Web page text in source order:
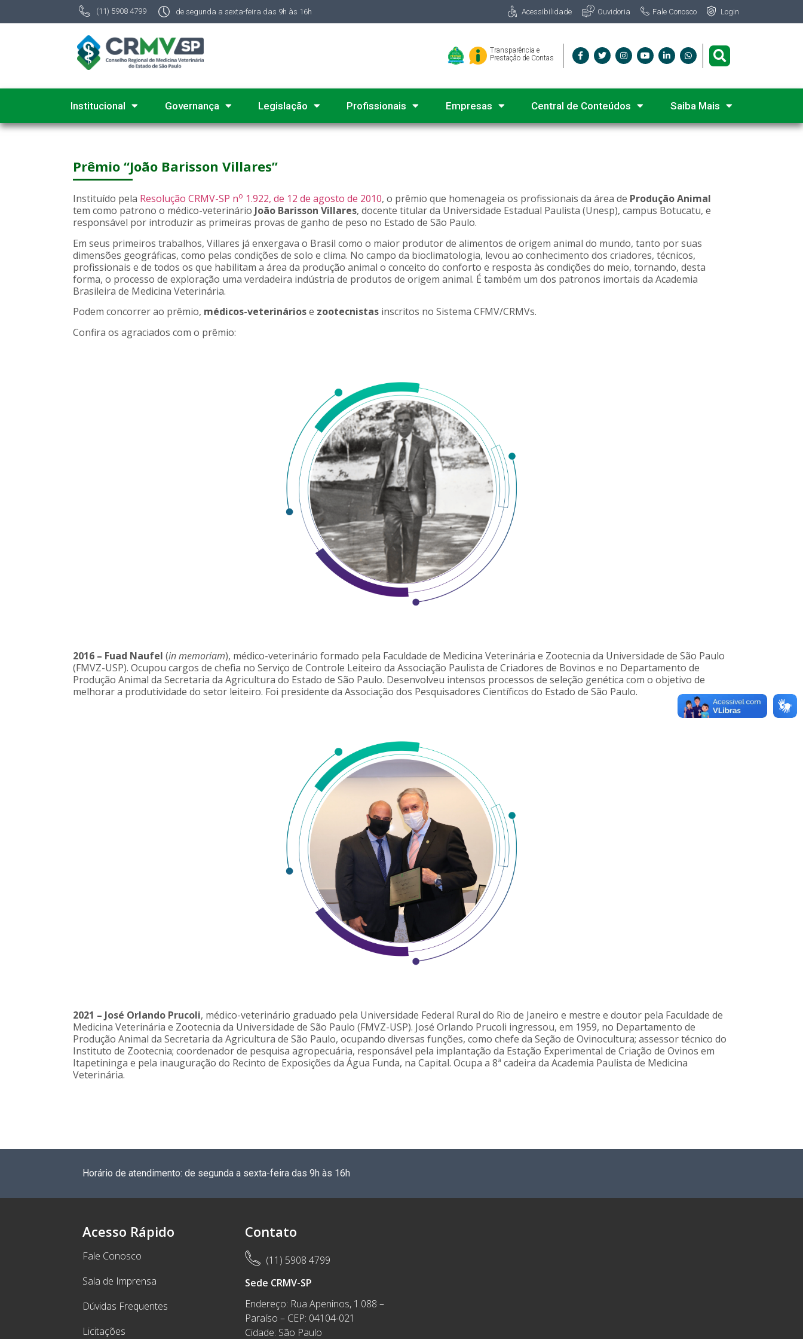
(11) 5908 4799 de segunda a sexta-feira das 9h às 16h Acessibilidade Ouvidoria Fale Conosco Login
Transparência e
Prestação de Contas
Institucional Governança Legislação Profissionais Empresas Central de Conteúdos Saiba Mais
Prêmio “João Barisson Villares”
Instituído pela Resolução CRMV-SP no 1.922, de 12 de agosto de 2010, o prêmio que homenageia os profissionais da área de Produção Animal
tem como patrono o médico-veterinário João Barisson Villares, docente titular da Universidade Estadual Paulista (Unesp), campus Botucatu, e
responsável por introduzir as primeiras provas de ganho de peso no Estado de São Paulo.
Em seus primeiros trabalhos, Villares já enxergava o Brasil como o maior produtor de alimentos de origem animal do mundo, tanto por suas
dimensões geográficas, como pelas condições de solo e clima. No campo da bioclimatologia, levou ao conhecimento dos criadores, técnicos,
profissionais e de todos os que habilitam a área da produção animal o conceito do conforto e resposta às condições do meio, tornando, desta
forma, o processo de exploração uma verdadeira indústria de produtos de origem animal. É também um dos patronos imortais da Academia
Brasileira de Medicina Veterinária.
Podem concorrer ao prêmio, médicos-veterináriose zootecnistas inscritos no Sistema CFMV/CRMVs.
Confira os agraciados com o prêmio:
2016 – Fuad Naufel (in memoriam), médico-veterinário formado pela Faculdade de Medicina Veterinária e Zootecnia da Universidade de São Paulo
(FMVZ-USP). Ocupou cargos de chefia no Serviço de Controle Leiteiro da Associação Paulista de Criadores de Bovinos e no Departamento de
Produção Animal da Secretaria da Agricultura do Estado de São Paulo. Desenvolveu intensos processos de seleção genética com o objetivo de
melhorar a produtividade do setor leiteiro. Foi presidente da Associação dos Pesquisadores Científicos do Estado de São Paulo.
2021 – José Orlando Prucoli, médico-veterinário graduado pela Universidade Federal Rural do Rio de Janeiro e mestre e doutor pela Faculdade de
Medicina Veterinária e Zootecnia da Universidade de São Paulo (FMVZ-USP). José Orlando Prucoli ingressou, em 1959, no Departamento de
Produção Animal da Secretaria da Agricultura de São Paulo, ocupando diversas funções, como chefe da Seção de Ovinocultura; assessor técnico do
Instituto de Zootecnia; coordenador de pesquisa agropecuária, responsável pela implantação da Estação Experimental de Criação de Ovinos em
Itapetininga e pela inauguração do Recinto de Exposições da Água Funda, na Capital. Ocupa a 8ª cadeira da Academia Paulista de Medicina
Veterinária.
Horário de atendimento: de segunda a sexta-feira das 9h às 16h
Acesso Rápido
Fale Conosco
Sala de Imprensa
Dúvidas Frequentes
Licitações
Contato
(11) 5908 4799
Sede CRMV-SP
Endereço: Rua Apeninos, 1.088 –
Paraíso – CEP: 04104-021
Cidade: São Paulo